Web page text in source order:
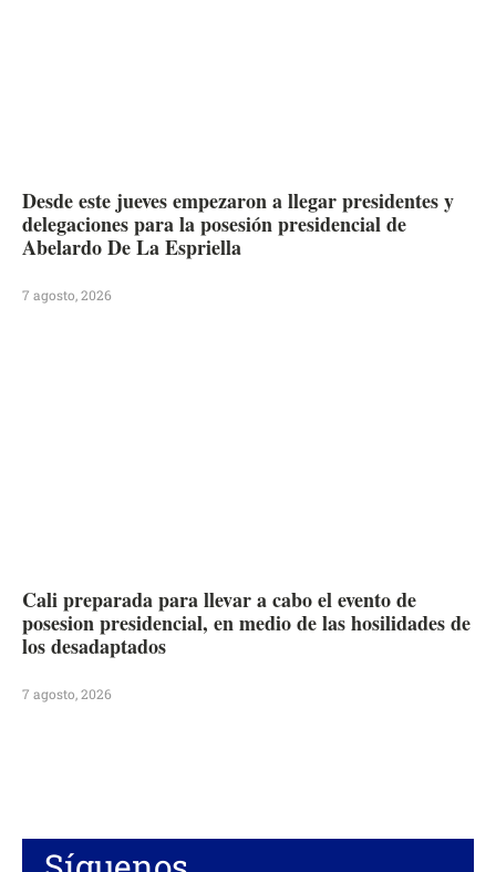
Desde este jueves empezaron a llegar presidentes y
delegaciones para la posesión presidencial de
Abelardo De La Espriella
7 agosto, 2026
Cali preparada para llevar a cabo el evento de
posesion presidencial, en medio de las hosilidades de
los desadaptados
7 agosto, 2026